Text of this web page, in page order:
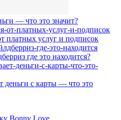
— что это значит?
платных услуг и подписок
где это находится?
деньги с карты — что это
Bonny Love